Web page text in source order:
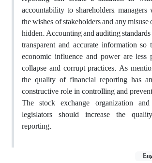
accountability to shareholders,
the wishes of stakeholders and any
hidden. Accounting and auditing
transparent and accurate information
economic influence and power are less
collapse and corrupt practices. As
the quality of financial reporting has
constructive role in controlling and
The stock exchange organization
legislators should increase the
reporting.